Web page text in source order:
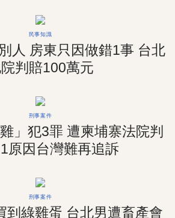
民事知識
人 房東只因做錯1事 台北
判賠100萬元
刑事案件
」犯3罪 遭柬埔寨法院判
原因台灣難再追訴
刑事案件
到綠雞蛋 台北男遭畜產會